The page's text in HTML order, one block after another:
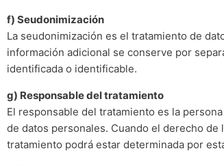
f) Seudonimización
La seudonimización es el tratamiento de
información adicional se conserve por
identificada o identificable.
g) Responsable del tratamiento
El responsable del tratamiento es la
de datos personales. Cuando el derecho
tratamiento podrá estar determinada por